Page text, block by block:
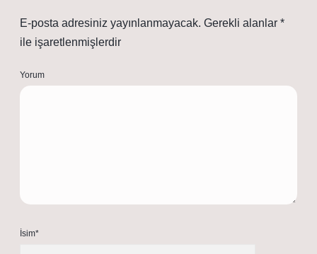
E-posta adresiniz yayınlanmayacak. Gerekli alanlar *
ile işaretlenmişlerdir
Yorum
İsim*